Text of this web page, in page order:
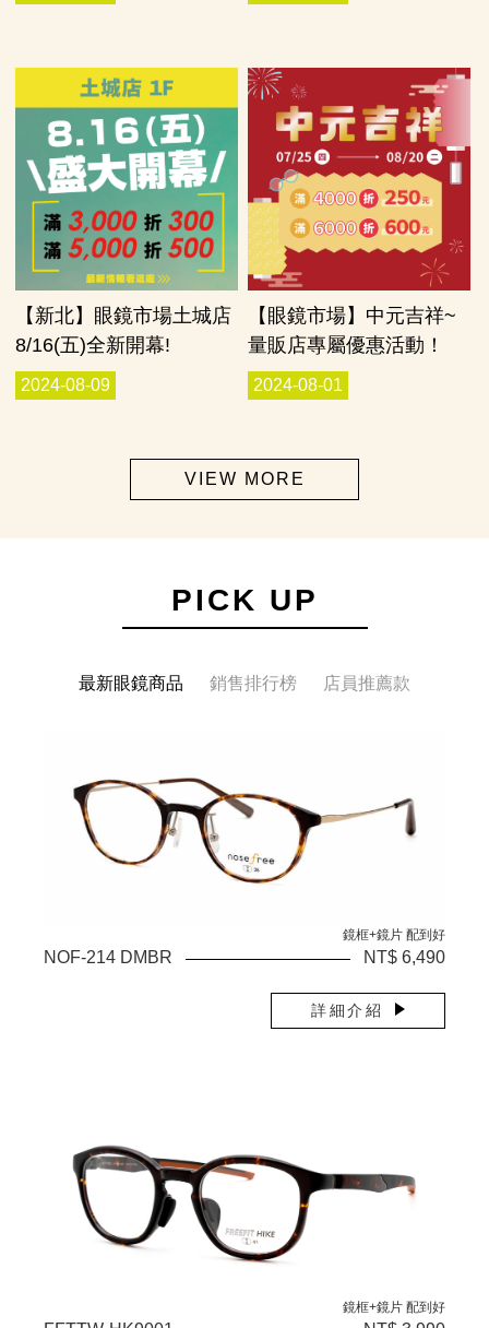
【新北】眼鏡市場土城店
8/16(五)全新開幕!
2024-08-09
【眼鏡市場】中元吉祥~
量販店專屬優惠活動！
2024-08-01
VIEW MORE
PICK UP
最新眼鏡商品 銷售排行榜 店員推薦款
鏡框+鏡片 配到好
NOF-214 DMBR NT$ 6,490
詳細介紹
鏡框+鏡片 配到好